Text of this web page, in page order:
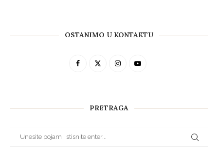
OSTANIMO U KONTAKTU
PRETRAGA